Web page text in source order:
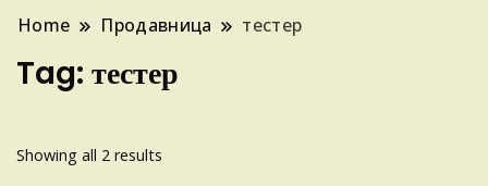
Home Продавница тестер
Tag: тестер
Showing all 2 results